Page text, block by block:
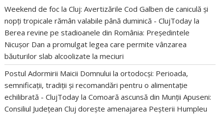
Weekend de foc la Cluj: Avertizările Cod Galben de caniculă și
nopți tropicale rămân valabile până duminică - ClujToday la
Berea revine pe stadioanele din România: Președintele
Nicușor Dan a promulgat legea care permite vânzarea
băuturilor slab alcoolizate la meciuri
Postul Adormirii Maicii Domnului la ortodocși: Perioada,
semnificații, tradiții și recomandări pentru o alimentație
echilibrată - ClujToday laComoară ascunsă din Munții Apuseni:
Consiliul Județean Cluj dorește amenajarea Peșterii Humpleu